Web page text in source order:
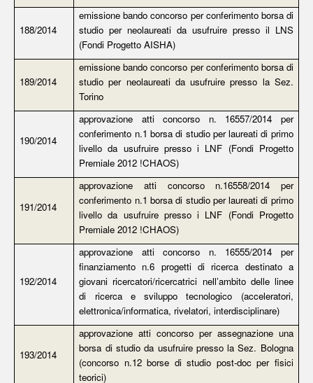
188/2014
emissione bando concorso per conferimento borsa di
studio per neolaureati da usufruire presso il LNS
(Fondi Progetto AISHA)
189/2014
emissione bando concorso per conferimento borsa di
studio per neolaureati da usufruire presso la Sez.
Torino
190/2014
approvazione atti concorso n. 16557/2014 per
conferimento n.1 borsa di studio per laureati di primo
livello da usufruire presso i LNF (Fondi Progetto
Premiale 2012 !CHAOS)
191/2014
approvazione atti concorso n.16558/2014 per
conferimento n.1 borsa di studio per laureati di primo
livello da usufruire presso i LNF (Fondi Progetto
Premiale 2012 !CHAOS)
192/2014
approvazione atti concorso n. 16555/2014 per
finanziamento n.6 progetti di ricerca destinato a
giovani ricercatori/ricercatrici nell’ambito delle linee
di ricerca e sviluppo tecnologico (acceleratori,
elettronica/informatica, rivelatori, interdisciplinare)
193/2014
approvazione atti concorso per assegnazione una
borsa di studio da usufruire presso la Sez. Bologna
(concorso n.12 borse di studio post-doc per fisici
teorici)